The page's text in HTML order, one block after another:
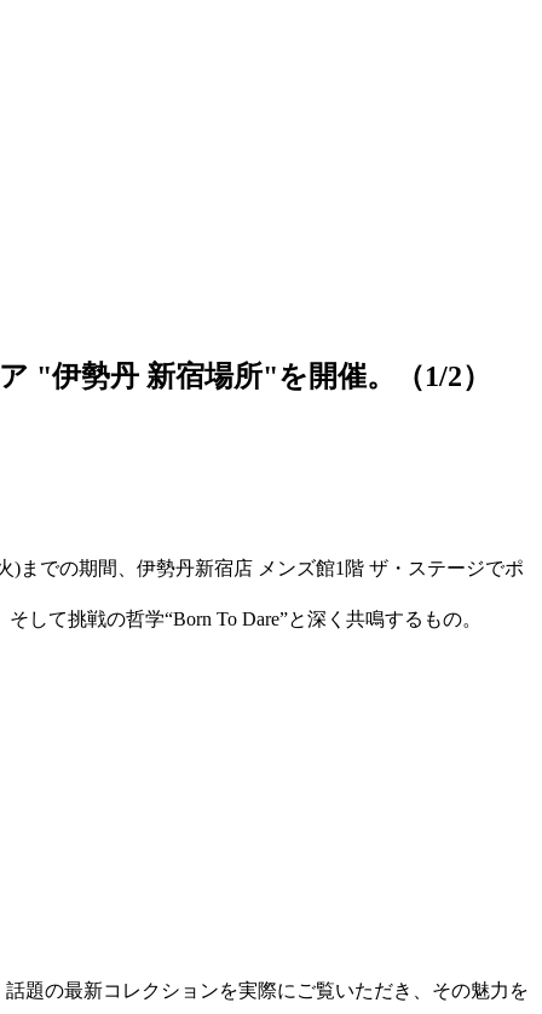
"伊勢丹 新宿場所"を開催。（1/2）
までの期間、伊勢丹新宿店 メンズ館1階 ザ・ステージでポ
て挑戦の哲学“Born To Dare”と深く共鳴するもの。
話題の最新コレクションを実際にご覧いただき、その魅力を